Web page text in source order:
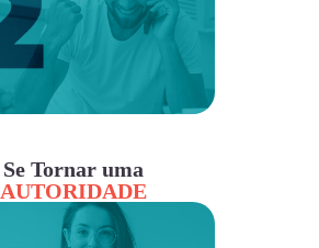
Se Tornar uma
AUTORIDADE